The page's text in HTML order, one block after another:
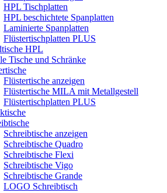
HPL Tischplatten
HPL beschichtete Spanplatten
Laminierte Spanplatten
Flüstertischplatten PLUS
HPL
Tische und Schränke
Flüstertische anzeigen
Flüstertische MILA mit Metallgestell
Flüstertischplatten PLUS
Schreibtische anzeigen
Schreibtische Quadro
Schreibtische Flexi
Schreibtische Vigo
Schreibtische Grande
LOGO Schreibtisch